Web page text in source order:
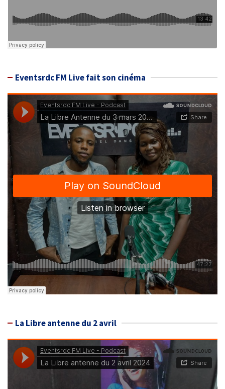
Eventsrdc FM Live fait son cinéma
La Libre antenne du 2 avril